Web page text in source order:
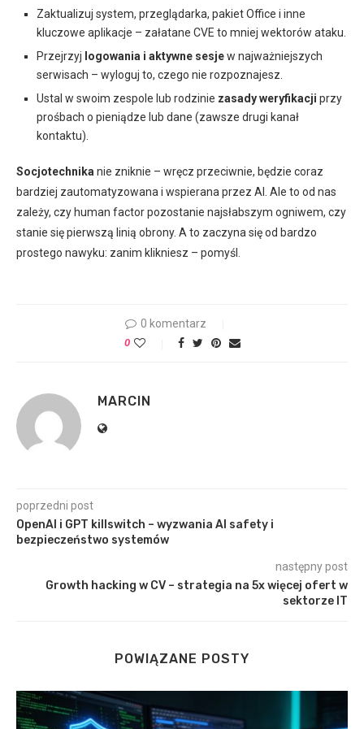
Zaktualizuj system, przeglądarka, pakiet Office i inne
kluczowe aplikacje – załatane CVE to mniej wektorów ataku.
Przejrzyj logowania i aktywne sesjew najważniejszych
serwisach – wyloguj to, czego nie rozpoznajesz.
Ustal w swoim zespole lub rodzinie zasady weryfikacji przy
prośbach o pieniądze lub dane (zawsze drugi kanał
kontaktu).
Socjotechnika nie zniknie – wręcz przeciwnie, będzie coraz
bardziej zautomatyzowana i wspierana przez AI. Ale to od nas
zależy, czy human factor pozostanie najsłabszym ogniwem, czy
stanie się pierwszą linią obrony. A to zaczyna się od bardzo
prostego nawyku: zanim klikniesz – pomyśl.
0 komentarz
0
MARCIN
poprzedni post
OpenAI i GPT killswitch – wyzwania AI safety i
bezpieczeństwo systemów
następny post
Growth hacking w CV – strategia na 5x więcej ofert w
sektorze IT
POWIĄZANE POSTY